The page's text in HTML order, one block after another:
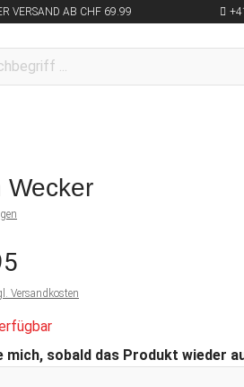
VERSAND AB CHF 69.99
Wecker
Versandkosten
mich, sobald das Produkt wieder